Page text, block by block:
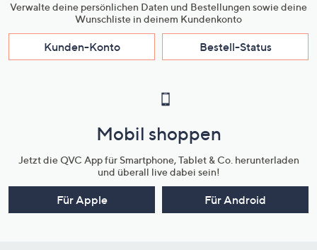
Verwalte deine persönlichen Daten und Bestellungen sowie deine
Wunschliste in deinem Kundenkonto
Kunden-Konto Bestell-Status
Mobil shoppen
Jetzt die QVC App für Smartphone, Tablet & Co. herunterladen
und überall live dabei sein!
Für Apple Für Android